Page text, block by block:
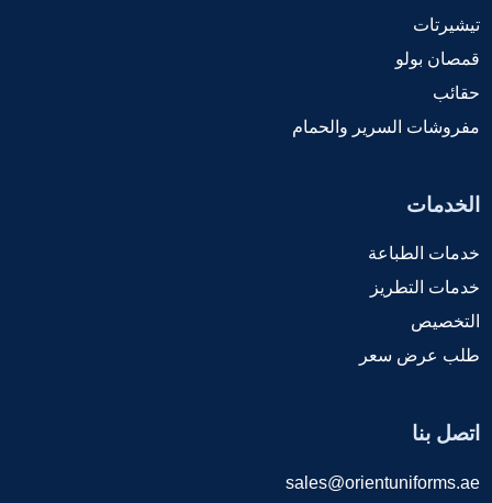
تيشيرتات
قمصان بولو
حقائب
مفروشات السرير والحمام
الخدمات
خدمات الطباعة
خدمات التطريز
التخصيص
طلب عرض سعر
اتصل بنا
sales@orientuniforms.ae